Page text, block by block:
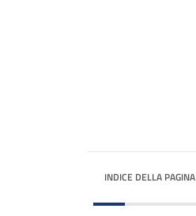
INDICE DELLA PAGINA